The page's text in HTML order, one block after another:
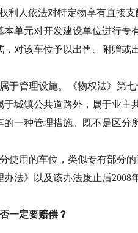
利人依法对特定物享有直接
本单元对开发建设单位进行
对该车位予以出售、附赠或
于管理设施。《物权法》第
城镇公共道路外，属于业
一种管理措施。既不是区分
使用的车位，类似专有部分
法》以及该办法废止后2008
一定要赔偿？